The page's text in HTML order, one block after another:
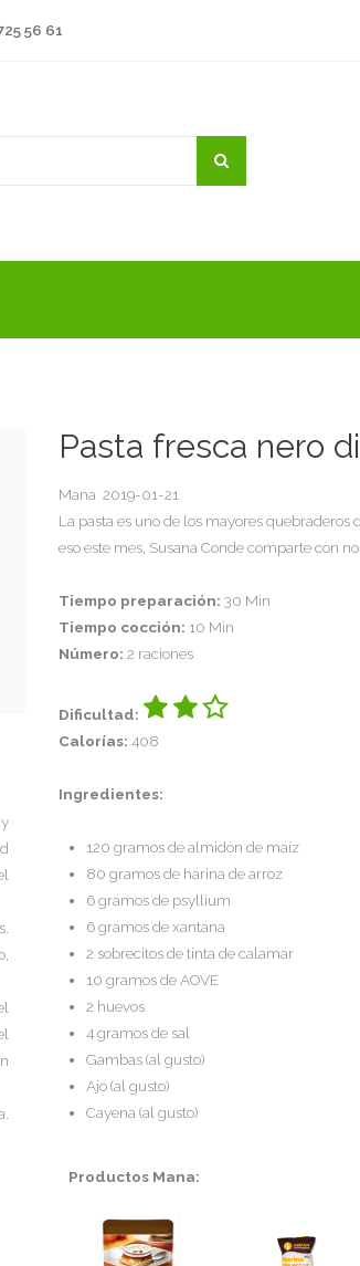
56 61
Pasta fresca nero
Mana 2019-01-21
La pasta es uno de los mayores
eso este mes, Susana Conde comparte con
Tiempo preparación: 30 Min
Tiempo cocción: 10 Min
Número: 2 raciones
Dificultad:
Calorías: 408
Ingredientes:
120 gramos de almidón de maíz
80 gramos de harina de arroz
6 gramos de psyllium
6 gramos de xantana
2 sobrecitos de tinta de calamar
10 gramos de AOVE
2 huevos
4 gramos de sal
Gambas (al gusto)
Ajo (al gusto)
Cayena (al gusto)
Productos Mana: